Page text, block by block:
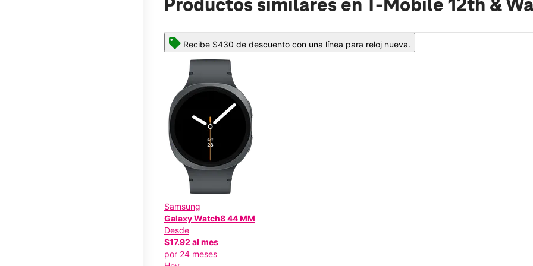
Productos similares en T-Mobile 12th &
Recibe $430 de descuento con una línea para reloj nueva.
Samsung
Galaxy Watch8 44 MM
Desde
$17.92 al mes
por 24 meses